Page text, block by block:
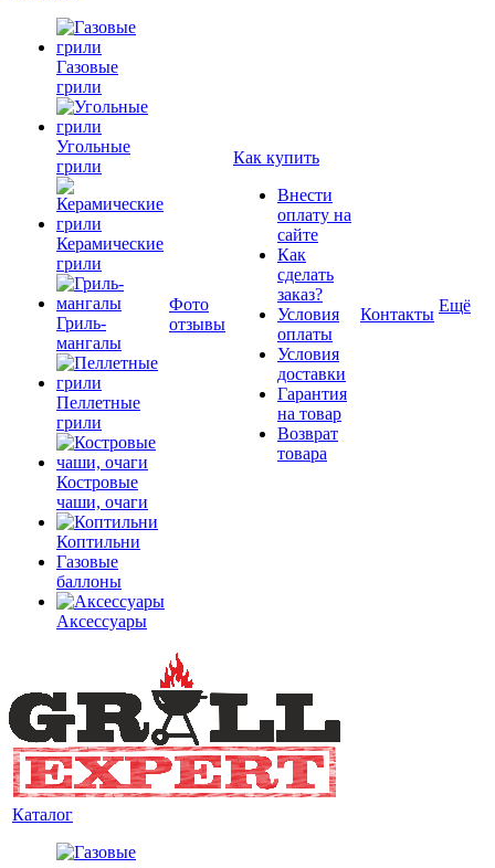
Газовые
грили
Угольные
грили
Керамические
грили
Гриль-
мангалы
Пеллетные
грили
Костровые
чаши, очаги
Коптильни
Газовые
баллоны
Аксессуары
Фото
отзывы
Как купить
Внести
оплату на
сайте
Как
сделать
заказ?
Условия
оплаты
Условия
доставки
Гарантия
на товар
Возврат
товара
Контакты Ещё
Каталог